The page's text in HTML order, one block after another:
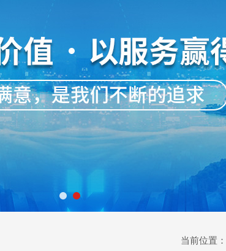
当前位置：